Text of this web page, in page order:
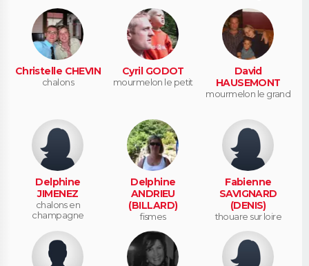
Christelle CHEVIN
chalons
Cyril GODOT
mourmelon le petit
David
HAUSEMONT
mourmelon le grand
Delphine
JIMENEZ
chalons en
champagne
Delphine
ANDRIEU
(BILLARD)
fismes
Fabienne
SAVIGNARD
(DENIS)
thouare sur loire